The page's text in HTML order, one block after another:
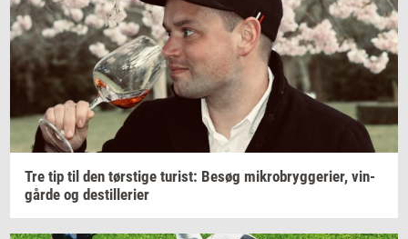
Tre tip til den tørsti­ge turist: Besøg mi­kro­bryg­ge­ri­er, vin­
går­de og destil­le­ri­er